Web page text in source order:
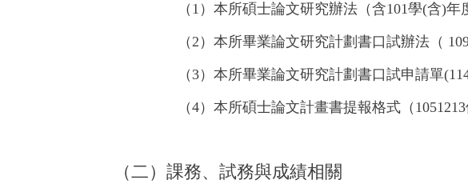
（1） 本所碩士論文研究辦法（含101學(含)年
（2） 本所畢業論文研究計劃書口試辦法（
（3） 本所畢業論文研究計劃書口試申請單
（4） 本所碩士論文計畫書提報格式（1051213
（二）課務、試務與成績相關